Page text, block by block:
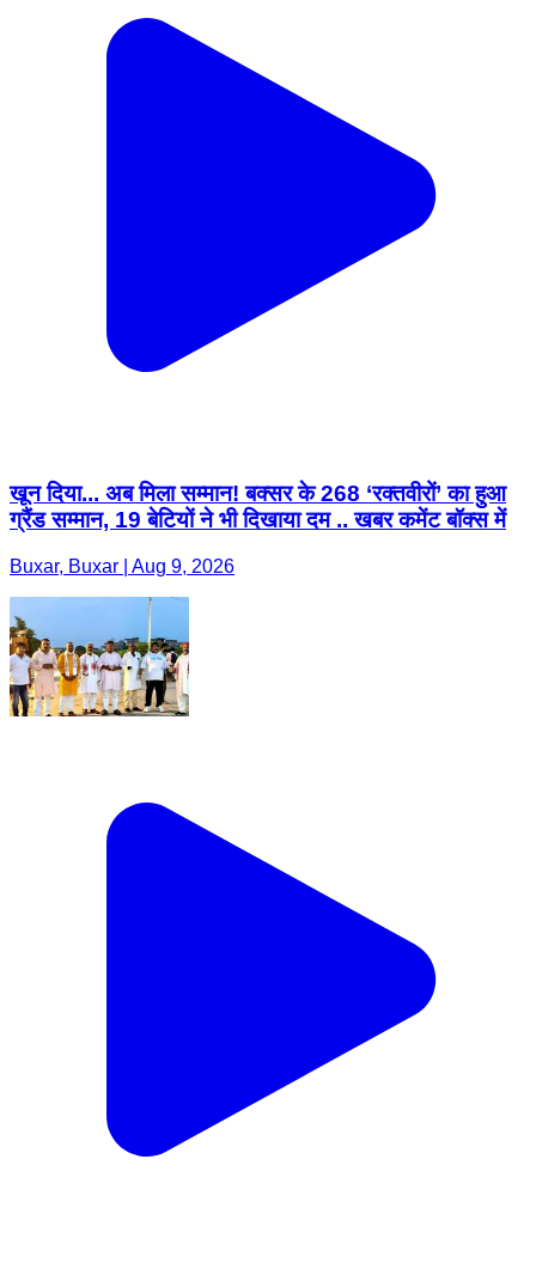
खून दिया... अब मिला सम्मान! बक्सर के 268 ‘रक्तवीरों’ का हुआ
ग्रैंड सम्मान, 19 बेटियों ने भी दिखाया दम .. खबर कमेंट बॉक्स में
Buxar, Buxar | Aug 9, 2026